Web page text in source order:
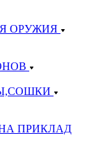
ОРУЖИЯ
ПРИКЛАД